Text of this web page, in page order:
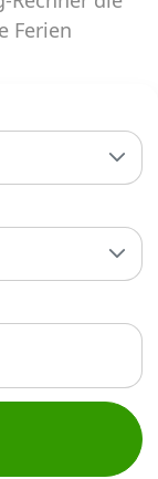
Smart
Design
Ferien